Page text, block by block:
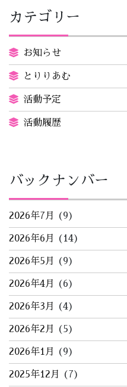
カテゴリー
お知らせ
とりりあむ
活動予定
活動履歴
バックナンバー
2026年7月 (9)
2026年6月 (14)
2026年5月 (9)
2026年4月 (6)
2026年3月 (4)
2026年2月 (5)
2026年1月 (9)
2025年12月 (7)